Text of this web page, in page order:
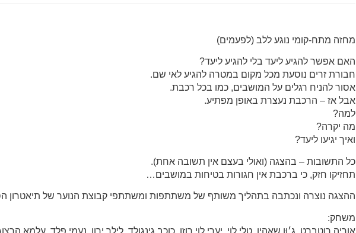
מחזה מתח-קומי נוגע ללב (לפעמים)
האם אפשר להגיע ליעד בלי להגיע ליעד?
חבורת זרים נוסעת מכל מקום במטרה להגיע לאי שם.
אסור להניח רגלים על המושבים, כמו בכל רכבת.
אבל אז – הרכבת נעצרת באופן מפתיע.
למה?
מה יקרה?
ואיך יגיעו ליעד?
כל התשובות – בהצגה (ואולי בעצם אין תשובה אחת).
תחזיקו חזק, כי ברכבת אין חגורות בטיחות במושבים…
ההצגה נוצרה ונכתבה בתהליך משותף של משתתפות ומשתתפי קבוצת הנוער של תיאטרון
משחק:
אוריה רוטברט, ג׳וּן שאהין, טלי לוי, יערי לוי רוזן, כוכב גינגולד, לילך ירון, נעמי פלד, עלמא